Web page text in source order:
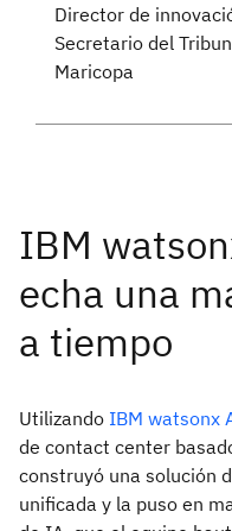
Director de
Secretario del
Maricopa
Utilizando IBM watsonx
de contact center
construyó una solución
unificada y la puso en